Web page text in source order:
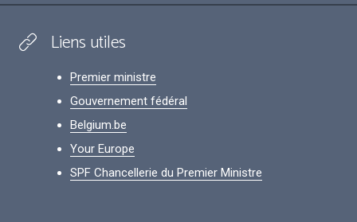
Liens utiles
Premier ministre
Gouvernement fédéral
Belgium.be
Your Europe
SPF Chancellerie du Premier Ministre